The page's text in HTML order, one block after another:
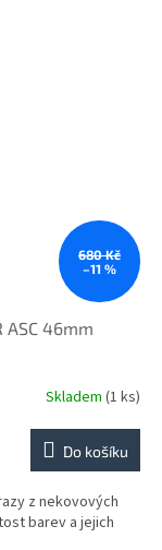
680 Kč
–11 %
ASC 46mm
Skladem (1 ks)
Do košíku
z nekovových
barev a jejich